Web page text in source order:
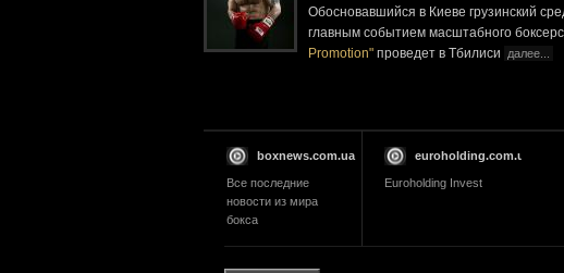
Обосновавшийся в Киеве грузинский
главным событием масштабного
Promotion" проведет в Тбилиси далее...
boxnews.com.ua
Все последние
новости из мира
бокса
euroholding.com.ua
Euroholding Invest